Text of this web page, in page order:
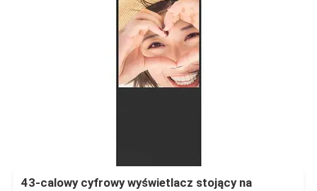
43-calowy cyfrowy wyświetlacz stojący na